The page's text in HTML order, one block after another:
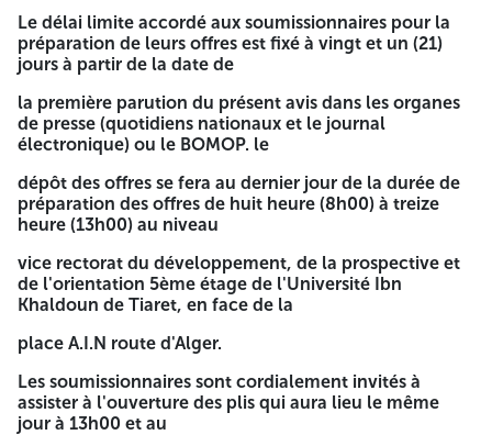
Le dossier de candidature contient :
- Une déclaration de candidature dûment renseignée
datée et signée.
- une déclaration de probité dûment renseignée datée
et signée.
- les statuts pour les sociétés (personnes morales).
- Les documents relatifs aux pouvoirs habilitant les
personnes à engager l'entreprise.
- Tout document permettant d'évaluer les capacités
des candidats. (Capacités professionnelles, Capacités
financières et Capacités techniques)
Copie d'attestation de dépôt des comptes sociaux
pour les sociétés
-La déclaration à souscrire remplie, cachetée, signée
et datée.
-Le cahier des charges rempli, cacheté, signé et daté,
portant à la dernière page la mention manuscrite « Lu
Le délai limite accordé aux soumissionnaires pour la
préparation de leurs offres est fixé à vingt et un (21)
jours à partir de la date de
la première parution du présent avis dans les organes
de presse (quotidiens nationaux et le journal
électronique) ou le BOMOP. le
dépôt des offres se fera au dernier jour de la durée de
préparation des offres de huit heure (8h00) à treize
heure (13h00) au niveau
vice rectorat du développement, de la prospective et
de l'orientation 5ème étage de l'Université Ibn
Khaldoun de Tiaret, en face de la
place A.I.N route d'Alger.
Les soumissionnaires sont cordialement invités à
assister à l'ouverture des plis qui aura lieu le même
jour à 13h00 et au